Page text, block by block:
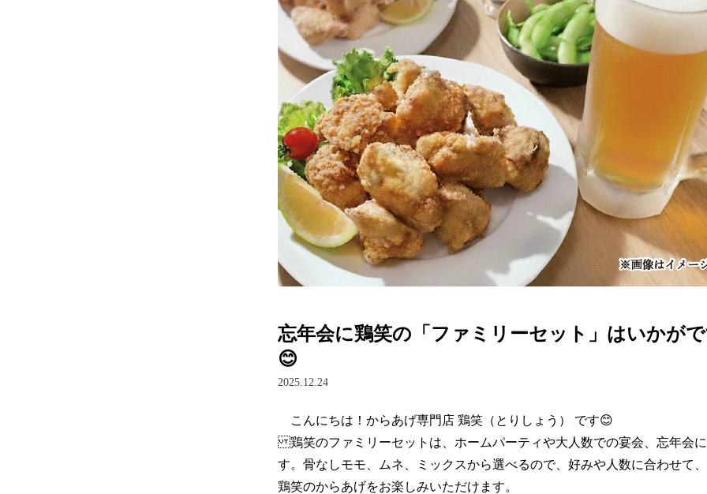
忘年会に鶏笑の「ファミリーセット」はいかが
😊
2025.12.24
こんにちは！からあげ専門店 鶏笑（とりしょう） です😊
鶏笑のファミリーセットは、ホームパーティや大人数での宴会、忘年会
す。骨なしモモ、ムネ、ミックスから選べるので、好みや人数に合わせて
鶏笑のからあげをお楽しみいただけます。